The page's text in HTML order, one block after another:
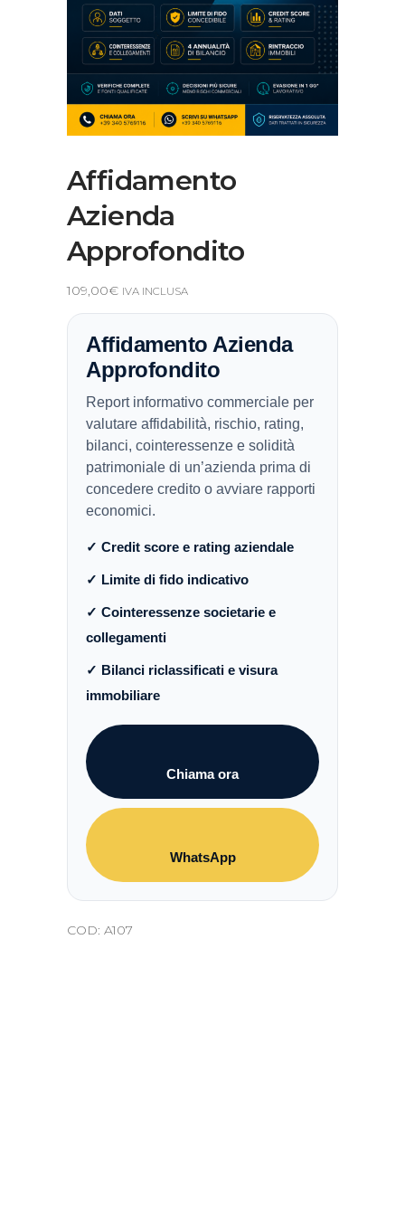
Affidamento
Azienda
Approfondito
109,00€ IVA INCLUSA
Affidamento Azienda
Approfondito
Report informativo commerciale per
valutare affidabilità, rischio, rating,
bilanci, cointeressenze e solidità
patrimoniale di un’azienda prima di
concedere credito o avviare rapporti
economici.
✓ Credit score e rating aziendale
✓ Limite di fido indicativo
✓ Cointeressenze societarie e
collegamenti
✓ Bilanci riclassificati e visura
immobiliare
Chiama ora
WhatsApp
COD: A107